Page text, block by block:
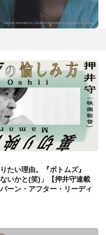
たい理由。『ボトムズ』
いかと(笑)」【押井守連載
ーン・アフター・リーディ